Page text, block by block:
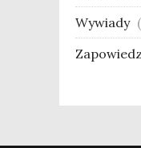
Wywiady